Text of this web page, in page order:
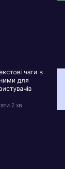
чати в
для
2 хв